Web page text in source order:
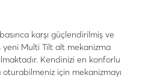
karşı güçlendirilmiş ve
yeni Multi Tilt alt mekanizma
Kendinizi en konforlu
için mekanizmayı